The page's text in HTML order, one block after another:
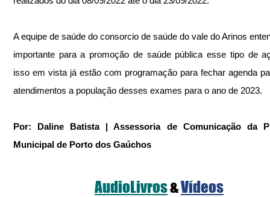
A equipe de saúde do consorcio de saúde do vale do Arinos
importante para a promoção de saúde pública esse tipo de
isso em vista já estão com programação para fechar agenda
atendimentos a população desses exames para o ano de 2023.
Por: Daline Batista | Assessoria de Comunicação da
Municipal de Porto dos Gaúchos
AudioLivros&Vídeos